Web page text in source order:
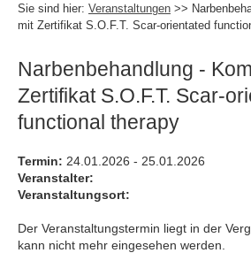
Sie sind hier: Veranstaltungen >>
mit Zertifikat S.O.F.T. Scar-orientated
Narbenbehandlung -
Zertifikat S.O.F.T. Scar-
functional therapy
Termin: 24.01.2026 - 25.01.2026
Veranstalter:
Veranstaltungsort:
Der Veranstaltungstermin liegt in der
kann nicht mehr eingesehen werden.